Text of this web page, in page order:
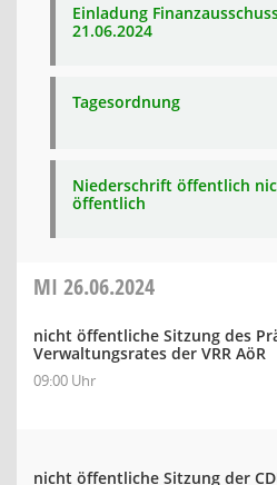
Einladung
21.06.2024
Tagesordnung
Niederschrift öffentlich
öffentlich
MI 26.06.2024
nicht öffentliche Sitzung des
Verwaltungsrates der VRR AöR
09:00 Uhr
nicht öffentliche Sitzung der